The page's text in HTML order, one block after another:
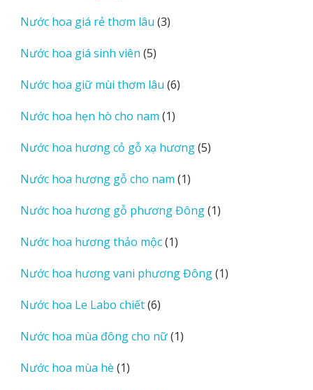
Nước hoa giá rẻ thơm lâu 33
Nước hoa giá sinh viên 55
phẩm
Nước hoa giữ mùi thơm lâu 66
Nước hoa hẹn hò cho nam 11
phẩm
Nước hoa hương cỏ gỗ xạ hương 55
Nước hoa hương gỗ cho nam 11
phẩm
Nước hoa hương gỗ phương Đông 11
Nước hoa hương thảo mộc 11
phẩm
Nước hoa hương vani phương Đông 11
Nước hoa Le Labo chiết 66
phẩm
Nước hoa mùa đông cho nữ 11
Nước hoa mùa hè 11